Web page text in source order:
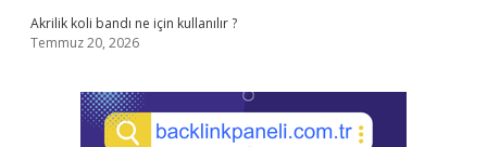
Akrilik koli bandı ne için kullanılır ?
Temmuz 20, 2026